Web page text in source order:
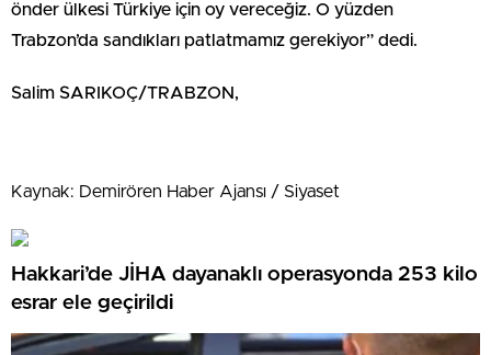
önder ülkesi Türkiye için oy vereceğiz. O yüzden
Trabzon’da sandıkları patlatmamız gerekiyor” dedi.
Salim SARIKOÇ/TRABZON,
Kaynak: Demirören Haber Ajansı / Siyaset
Hakkari’de JİHA dayanaklı operasyonda 253 kilo
esrar ele geçirildi